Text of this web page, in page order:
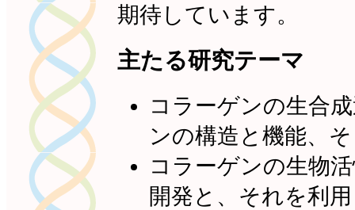
期待しています。
主たる研究テーマ
コラーゲンの生合
ンの構造と機能、
コラーゲンの生物
開発と、それを利